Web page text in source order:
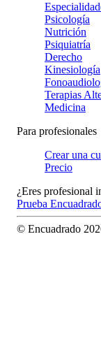
Psicología
Nutrición
Psiquiatría
Derecho
Kinesiología
Terapias
Medicina
Para profesionales
Crear una
Precio
¿Eres profesional
Prueba
© Encuadrado